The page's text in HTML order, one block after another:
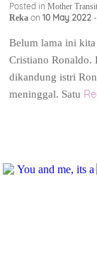
Posted inMother
Reka on10 May 2022
Belum lama ini kita
Cristiano Ronaldo.
dikandung istri
meninggal. Satu